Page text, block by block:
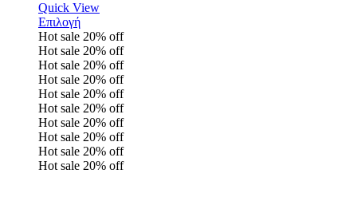
Quick View
Επιλογή
Hot sale 20% off
Hot sale 20% off
Hot sale 20% off
Hot sale 20% off
Hot sale 20% off
Hot sale 20% off
Hot sale 20% off
Hot sale 20% off
Hot sale 20% off
Hot sale 20% off